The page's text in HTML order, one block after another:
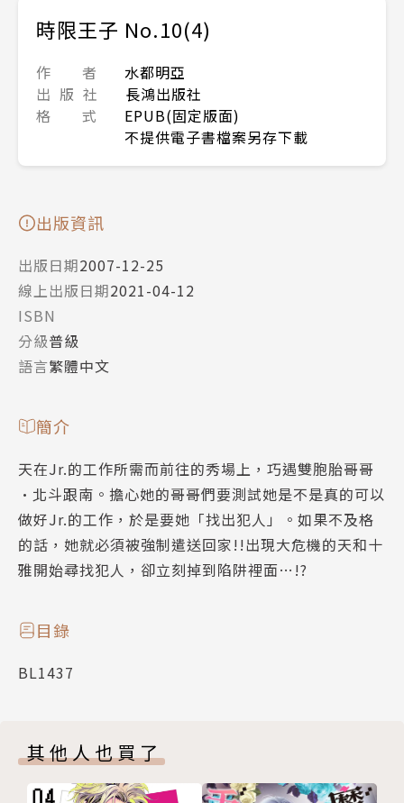
時限王子 No.10(4)
作 者
水都明亞
出 版 社
長鴻出版社
格 式
EPUB(固定版面)
不提供電子書檔案另存下載
出版資訊
出版日期2007-12-25
線上出版日期2021-04-12
ISBN
分級普級
語言繁體中文
簡介
天在Jr.的工作所需而前往的秀場上，巧遇雙胞胎哥哥
•北斗跟南。擔心她的哥哥們要測試她是不是真的可以
做好Jr.的工作，於是要她「找出犯人」。如果不及格
的話，她就必須被強制遣送回家!!出現大危機的天和十
雅開始尋找犯人，卻立刻掉到陷阱裡面…!?
目錄
BL1437
其他人也買了